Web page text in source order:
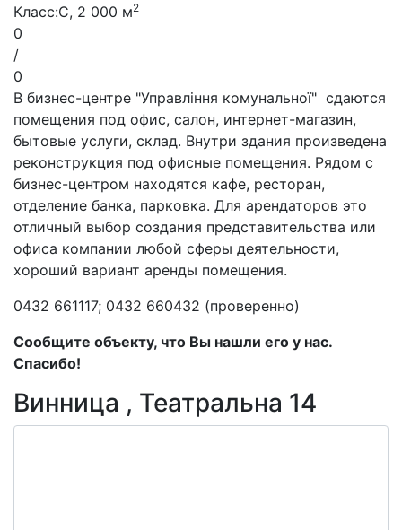
Класс:C, 2 000 м2
0
/
0
В бизнес-центре "Управління комунальної" сдаются
помещения под офис, салон, интернет-магазин,
бытовые услуги, склад. Внутри здания произведена
реконструкция под офисные помещения. Рядом с
бизнес-центром находятся кафе, ресторан,
отделение банка, парковка. Для арендаторов это
отличный выбор создания представительства или
офиса компании любой сферы деятельности,
хороший вариант аренды помещения.
0432 661117; 0432 660432 (проверенно)
Сообщите объекту, что Вы нашли его у нас.
Спасибо!
Винница , Театральна 14